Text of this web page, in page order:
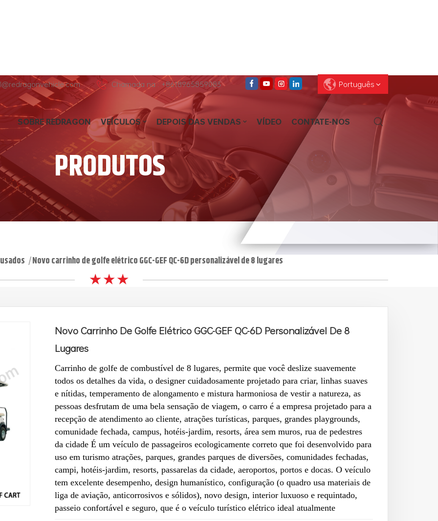
Chamada na : +8618965859083 Português
English
Français
Deutsch
Pусский
Español
العربية
SOBRE REDRAGON VEÍCULOS DEPOIS DAS VENDAS VÍDEO CONTATE-NOS
PRODUTOS
| Novo carrinho de golfe elétrico GGC-GEF QC-6D personalizável de 8 lugares
★ ★ ★
Novo Carrinho De Golfe Elétrico GGC-GEF QC-6D Personalizável De 8
Lugares
Carrinho de golfe de combustível de 8 lugares, permite que você deslize suavemente
todos os detalhes da vida, o designer cuidadosamente projetado para criar, linhas suaves
e nítidas, temperamento de alongamento e mistura harmoniosa de vestir a natureza, as
pessoas desfrutam de uma bela sensação de viagem, o carro é a empresa projetado para a
recepção de atendimento ao cliente, atrações turísticas, parques, grandes playgrounds,
comunidade fechada, campus, hotéis-jardim, resorts, área sem muros, rua de pedestres
da cidade É um veículo de passageiros ecologicamente correto que foi desenvolvido para
uso em turismo atrações, parques, grandes parques de diversões, comunidades fechadas,
campi, hotéis-jardim, resorts, passarelas da cidade, aeroportos, portos e docas. O veículo
tem excelente desempenho, design humanístico, configuração (o quadro usa materiais de
liga de aviação, anticorrosivos e sólidos), novo design, interior luxuoso e requintado,
passeio confortável e seguro, que é o veículo turístico elétrico ideal atualmente